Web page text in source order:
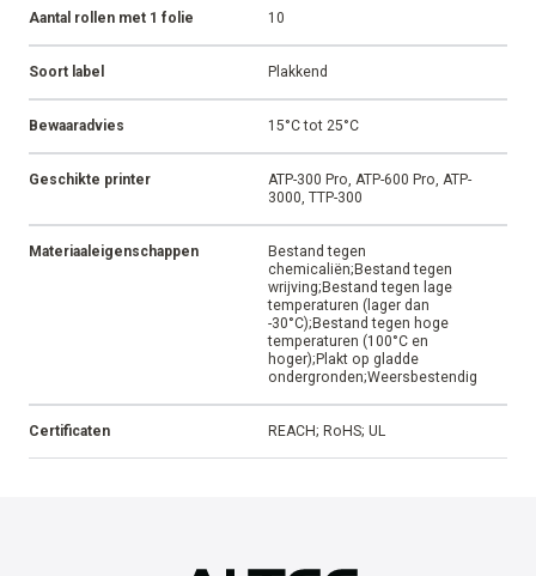
Aantal rollen met 1 folie 10
Soort label Plakkend
Bewaaradvies 15°C tot 25°C
Geschikte printer
ATP-300 Pro, ATP-600 Pro, ATP-
3000, TTP-300
Materiaaleigenschappen
Bestand tegen
chemicaliën;Bestand tegen
wrijving;Bestand tegen lage
temperaturen (lager dan
-30°C);Bestand tegen hoge
temperaturen (100°C en
hoger);Plakt op gladde
ondergronden;Weersbestendig
Certificaten REACH; RoHS; UL